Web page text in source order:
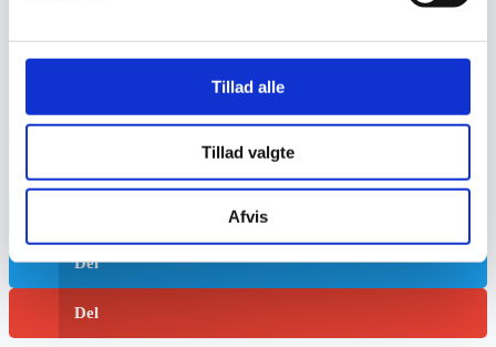
Tillad alle
Tillad valgte
Afvis
A-Skilt antal
KategorierAdvarselsskilte,Skilte
Del
Del